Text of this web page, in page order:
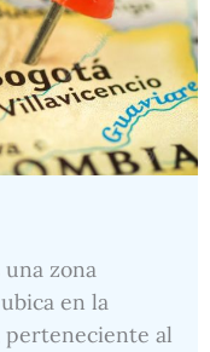
zona
en la
perteneciente al